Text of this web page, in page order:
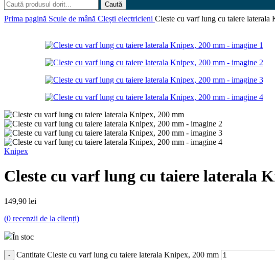
Caută
Prima pagină Scule de mână Clești electricieni Cleste cu varf lung cu taiere laterala
Knipex
Cleste cu varf lung cu taiere laterala
149,90 lei
(0 recenzii de la clienți)
În stoc
Cantitate Cleste cu varf lung cu taiere laterala Knipex, 200 mm